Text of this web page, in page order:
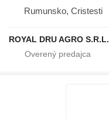
Rumunsko, Cristesti
ROYAL DRU AGRO S.R.L.